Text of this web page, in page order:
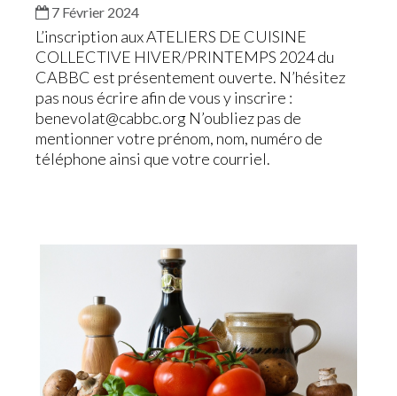
7 Février 2024
L’inscription aux ATELIERS DE CUISINE
COLLECTIVE HIVER/PRINTEMPS 2024 du
CABBC est présentement ouverte. N’hésitez
pas nous écrire afin de vous y inscrire :
benevolat@cabbc.org N’oubliez pas de
mentionner votre prénom, nom, numéro de
téléphone ainsi que votre courriel.